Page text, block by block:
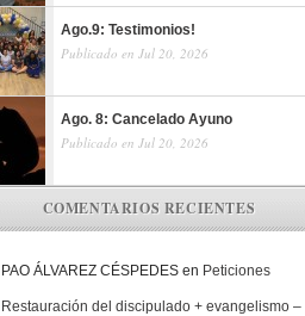
Ago.9: Testimonios!
Publicado en Jul 20, 2026
Ago. 8: Cancelado Ayuno
Publicado en Jul 20, 2026
COMENTARIOS RECIENTES
PAO ÁLVAREZ CÉSPEDES en Peticiones
Restauración del discipulado + evangelismo –